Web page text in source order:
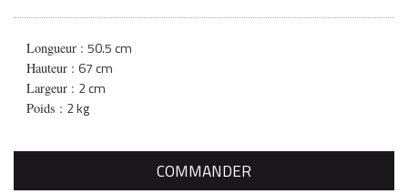
Longueur :50.5 cm
Hauteur :67 cm
Largeur : 2 cm
Poids : 2 kg
COMMANDER